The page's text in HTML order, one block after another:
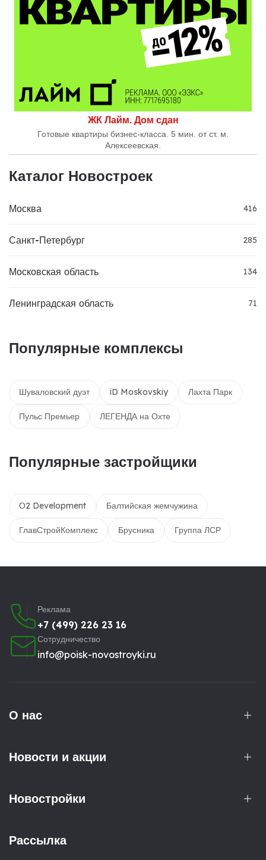
ЖК Лайм. Дом сдан
Готовые квартиры бизнес-класса. 5 мин. от ст. м.
Алексеевская.
Каталог Новостроек
Москва 416
Санкт-Петербург 285
Московская область 134
Ленинградская область 71
Популярные комплексы
Шуваловский дуэт iD Moskovskiy Лахта Парк
Пульс Премьер ЛЕГЕНДА на Охте
Популярные застройщики
О2 Development Балтийская жемчужина
ГлавСтройКомплекс Брусника Группа ЛСР
Реклама
+7 (499) 226 23 16
Сотрудничество
info@poisk-novostroyki.ru
О нас
Новости и акции
Новостройки
Рассылка